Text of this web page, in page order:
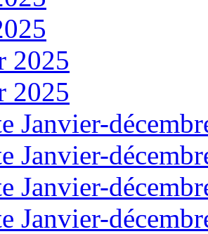
2025
2025
Janvier-
Janvier-
Janvier-
Janvier-